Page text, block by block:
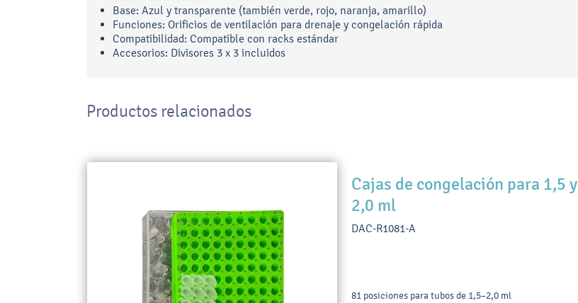
Base: Azul y transparente (también verde, rojo, naranja, amarillo)
Funciones: Orificios de ventilación para drenaje y congelación rápida
Compatibilidad: Compatible con racks estándar
Accesorios: Divisores 3 x 3 incluidos
Productos relacionados
Cajas de congelación para 1,5 y
2,0 ml
DAC-R1081-A
81 posiciones para tubos de 1,5–2,0 ml